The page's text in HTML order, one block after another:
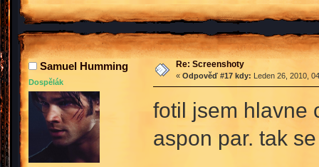
Samuel Humming
Dospělák
Re: Screenshoty
« Odpověď #17 kdy: Leden 26, 2010,
fotil jsem hlavne
aspon par. tak